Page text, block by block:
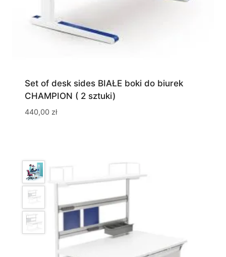
Set of desk sides BIAŁE boki do biurek
CHAMPION ( 2 sztuki)
440,00 zł